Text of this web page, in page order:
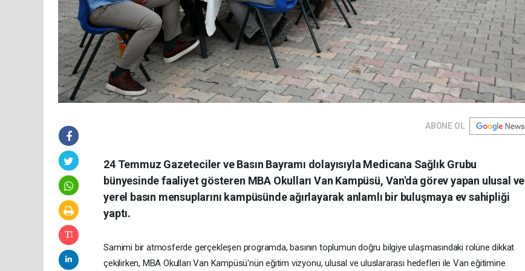
ABONE OL
24 Temmuz Gazeteciler ve Basın Bayramı dolayısıyla Medicana Sağlık Grubu
bünyesinde faaliyet gösteren MBA Okulları Van Kampüsü, Van'da görev yapan ulusal ve
yerel basın mensuplarını kampüsünde ağırlayarak anlamlı bir buluşmaya ev sahipliği
yaptı.
Samimi bir atmosferde gerçekleşen programda, basının toplumun doğru bilgiye ulaşmasındaki rolüne dikkat
çekilirken, MBA Okulları Van Kampüsü'nün eğitim vizyonu, ulusal ve uluslararası hedefleri ile Van eğitimine